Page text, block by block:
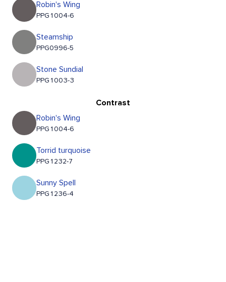
Robin's Wing
PPG1004-6
Steamship
PPG0996-5
Stone Sundial
PPG1003-3
Contrast
Robin's Wing
PPG1004-6
Torrid turquoise
PPG1232-7
Sunny Spell
PPG1236-4